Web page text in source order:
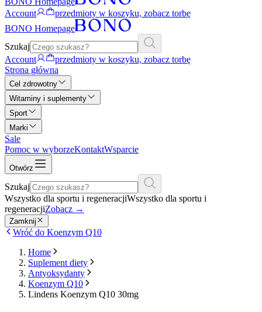
Account
przedmioty w koszyku, zobacz torbę
BONO Homepage
Szukaj
Account
przedmioty w koszyku, zobacz torbę
Strona główna
Cel zdrowotny
Witaminy i suplementy
Sport
Marki
Sale
Pomoc w wyborzeKontaktWsparcie
Otwórz
Szukaj
Wszystko dla sportu i regeneracjiWszystko dla sportu i
regeneracjiZobacz →
Zamknij
Wróć do Koenzym Q10
Home
Suplement diety
Antyoksydanty
Koenzym Q10
Lindens Koenzym Q10 30mg